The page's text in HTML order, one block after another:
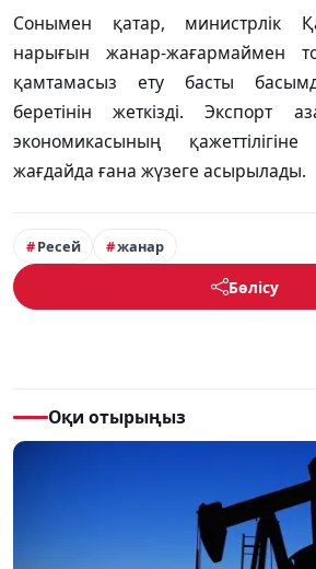
Сонымен қатар, министрлік
нарығын жанар-жағармаймен
қамтамасыз ету басты
беретінін жеткізді. Экспорт
экономикасының
жағдайда ғана жүзеге асырылады.
Ресей жанар
Бөлісу
Оқи отырыңыз